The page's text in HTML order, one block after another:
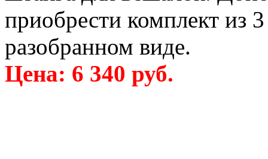
приобрести комплект из
разобранном виде.
Цена: 6 340 руб.